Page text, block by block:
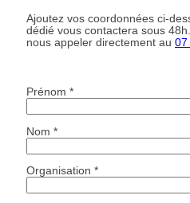
Ajoutez vos coordonnées ci-
dédié vous contactera sous
nous appeler directement au 07
Prénom *
Nom *
Organisation *